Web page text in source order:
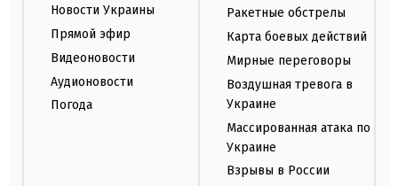
Новости Украины
Прямой эфир
Видеоновости
Аудионовости
Погода
Ракетные обстрелы
Карта боевых действий
Мирные переговоры
Воздушная тревога в
Украине
Массированная атака по
Украине
Взрывы в России